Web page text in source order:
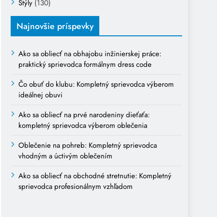
Štýly (130)
Najnovšie príspevky
Ako sa obliecť na obhajobu inžinierskej práce:
praktický sprievodca formálnym dress code
Čo obuť do klubu: Kompletný sprievodca výberom
ideálnej obuvi
Ako sa obliecť na prvé narodeniny dieťaťa:
kompletný sprievodca výberom oblečenia
Oblečenie na pohreb: Kompletný sprievodca
vhodným a úctivým oblečením
Ako sa obliecť na obchodné stretnutie: Kompletný
sprievodca profesionálnym vzhľadom